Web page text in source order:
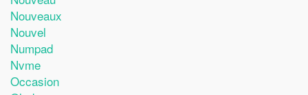
Nouveaux
Nouvel
Numpad
Nvme
Occasion